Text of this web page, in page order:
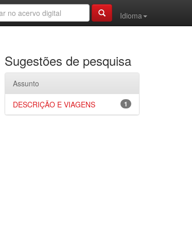
Idioma
Sugestões de pesquisa
Assunto
1
DESCRIÇÃO E VIAGENS